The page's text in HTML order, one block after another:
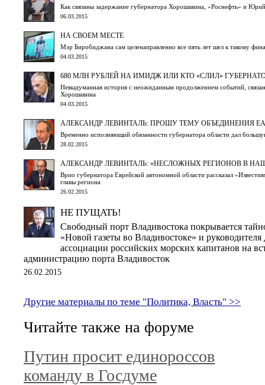
Как связаны задержание губернатора Хорошавина, «Роснефть» и
06.03.2015
НА СВОЕМ МЕСТЕ
Мэр Биробиджана сам целенаправленно все пять лет шел к такому
04.03.2015
680 МЛН РУБЛЕЙ НА ИМИДЖ ИЛИ КТО «СЛИЛ»
Невыдуманная история с неожиданным продолжением событий,
Хорошавина
04.03.2015
АЛЕКСАНДР ЛЕВИНТАЛЬ: ПРОШУ ТЕМУ ОБЪЕДИНЕНИЯ
Временно исполняющий обязанности губернатора области дал
28.02.2015
АЛЕКСАНДР ЛЕВИНТАЛЬ: «НЕСЛОЖНЫХ РЕГИОНОВ В
Врио губернатора Еврейской автономной области рассказал
главы региона
26.02.2015
НЕ ПУЩАТЬ!
Свободный порт Владивостока покрывается
«Новой газеты во Владивостоке» и
ассоциации российских морских капитанов на
администрацию порта Владивосток
26.02.2015
Другие материалы по теме "Политика, Власть" >>
Читайте также на форуме
Путин просит единороссов
команду в Госдуме